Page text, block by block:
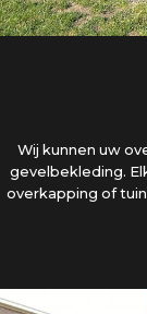
Wij kunnen uw
gevelbekleding.
overkapping of